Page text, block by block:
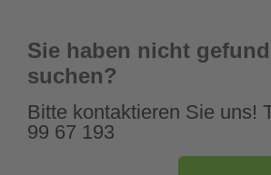
Sie haben nicht
suchen?
Bitte kontaktieren Sie uns!
99 67 193